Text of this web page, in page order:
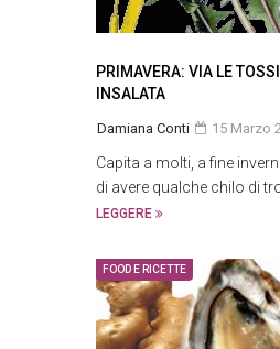
PRIMAVERA: VIA LE
INSALATA
Damiana Conti 15 Marzo
Capita a molti, a fine
di avere qualche chilo di
LEGGERE
FOOD E RICETTE